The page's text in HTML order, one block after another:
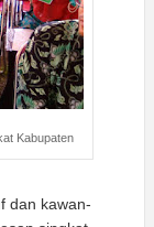
Kabupaten
dan kawan-